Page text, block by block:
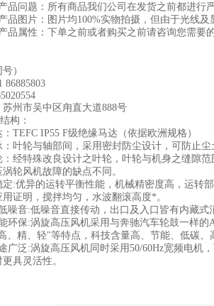
问题：所有商品我们公司在发货之前都进行严
图片：图片均100%实物拍摄，但由于光线及
属性：下单之前或者购买之前请咨询您需要
）
市吴中区甪直大道888号
构：
IP55 F级绝缘马达（依据欧洲规格）
轮与轴部间，采用密封防尘设计，可防止尘
特殊改良设计之叶轮，叶轮与机身之缝隙范
轮风机故障的缺点不同。
定:优异的运转平衡性能，机械精密度高，运转
证明，搅拌均匀，水波翻滚高度*。
音:低噪音直接传动，出口及入口皆有内藏式
保:涡旋高压风机采用与奔驰汽车轮鼓一样的
、精、轻"等特点，科技含量高、节能、低碳、
泛:涡旋高压风机同时采用50/60Hz宽频电机，
具灵活性。